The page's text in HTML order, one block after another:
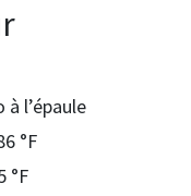
à l’épaule
°F
°F